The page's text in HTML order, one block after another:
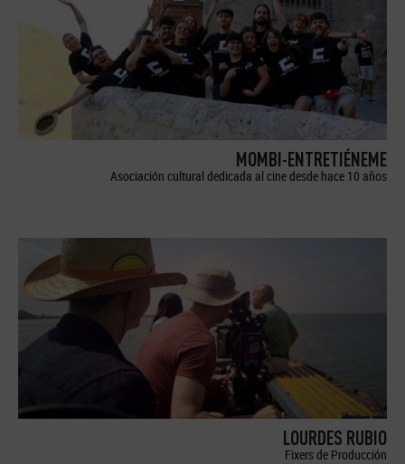
MOMBI-ENTRETIÉNEME
Asociación cultural dedicada al cine desde hace 10 años
LOURDES RUBIO
Fixers de Producción